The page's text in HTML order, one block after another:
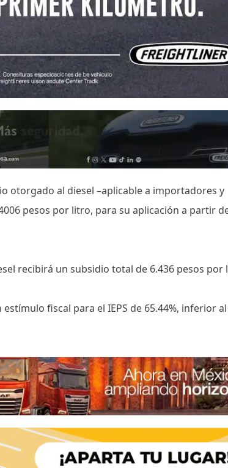
otorgado al diesel –aplicable a importadores y
pesos por litro, para su aplicación a partir
recibirá un subsidio total de 6.436 pesos por
fiscal para el IEPS de 65.44%, inferior al